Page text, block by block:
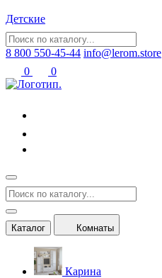
Детские
8 800 550-45-44 info@lerom.store
0
0
Каталог Комнаты
Карина